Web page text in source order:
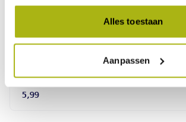
Alles toestaan
Aanpassen
ALLEEN IN WINKELS
Sarlini Hoofdband Grey
5,99